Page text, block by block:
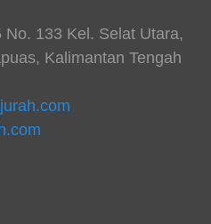
133 Kel. Selat Utara,
Kalimantan Tengah